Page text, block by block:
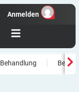
Anmelden
Behandlung